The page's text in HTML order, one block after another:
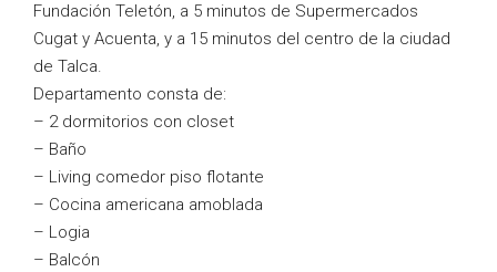
Fundación Teletón, a 5 minutos de Supermercados
Cugat y Acuenta, y a 15 minutos del centro de la ciudad
de Talca.
Departamento consta de:
– 2 dormitorios con closet
– Baño
– Living comedor piso flotante
– Cocina americana amoblada
– Logia
– Balcón